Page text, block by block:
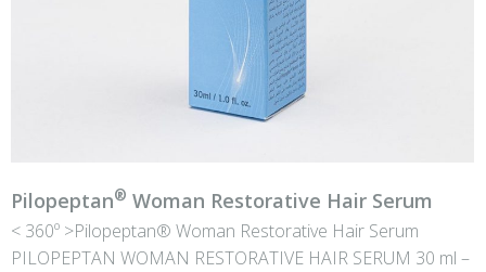
Pilopeptan® Woman Restorative Hair Serum
< 360º >Pilopeptan® Woman Restorative Hair Serum
PILOPEPTAN WOMAN RESTORATIVE HAIR SERUM 30 ml –